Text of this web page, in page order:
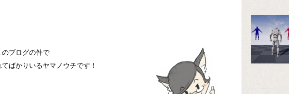
のブログの件で
ばかりいるヤマノウチです！